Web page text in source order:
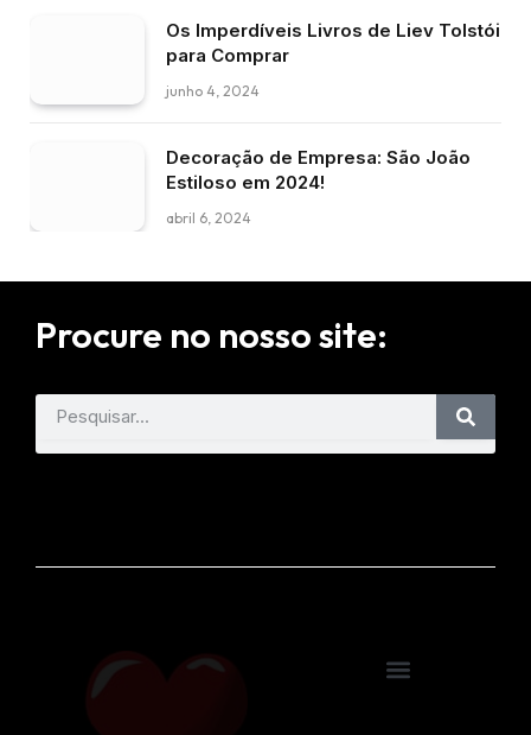
Os Imperdíveis Livros de Liev Tolstói
para Comprar
junho 4, 2024
Decoração de Empresa: São João
Estiloso em 2024!
abril 6, 2024
Procure no nosso site: